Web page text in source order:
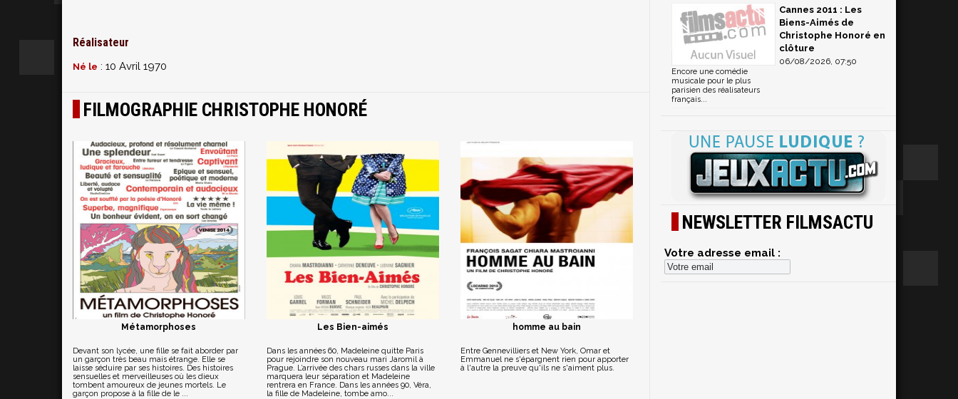
Réalisateur
Né le : 10 Avril 1970
FILMOGRAPHIE CHRISTOPHE HONORÉ
Métamorphoses
Devant son lycée, une fille se fait aborder par
un garçon très beau mais étrange. Elle se
laisse séduire par ses histoires. Des histoires
sensuelles et merveilleuses où les dieux
tombent amoureux de jeunes mortels. Le
garçon propose à la fille de le ...
Les Bien-aimés
Dans les années 60, Madeleine quitte Paris
pour rejoindre son nouveau mari Jaromil à
Prague. L’arrivée des chars russes dans la ville
marquera leur séparation et Madeleine
rentrera en France. Dans les années 90, Véra,
la fille de Madeleine, tombe amo...
homme au bain
Entre Gennevilliers et New York, Omar et
Emmanuel ne s'épargnent rien pour apporter
à l'autre la preuve qu'ils ne s'aiment plus.
Cannes 2011 : Les
Biens-Aimés de
Christophe Honoré en
clôture
06/08/2026, 07:50
Encore une comédie
musicale pour le plus
parisien des réalisateurs
français...
NEWSLETTER FILMSACTU
Votre adresse email :